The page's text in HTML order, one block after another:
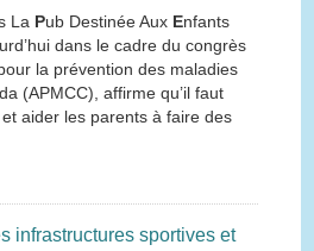
La Pub Destinée Aux Enfants
dans le cadre du congrès
la prévention des maladies
(APMCC), affirme qu’il faut
aider les parents à faire des
infrastructures sportives et